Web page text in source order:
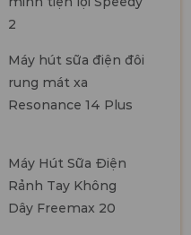
2
Máy hút sữa điện đôi
rung mát xa
Resonance 14 Plus
Máy Hút Sữa Điện
Rảnh Tay Không
Dây Freemax 20